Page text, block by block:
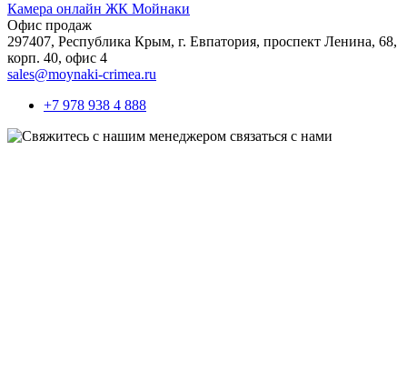
Камера онлайн ЖК Мойнаки
Офис продаж
297407, Республика Крым, г. Евпатория, проспект Ленина, 68,
корп. 40, офис 4
sales@moynaki-crimea.ru
+7 978 938 4 888
связаться с нами